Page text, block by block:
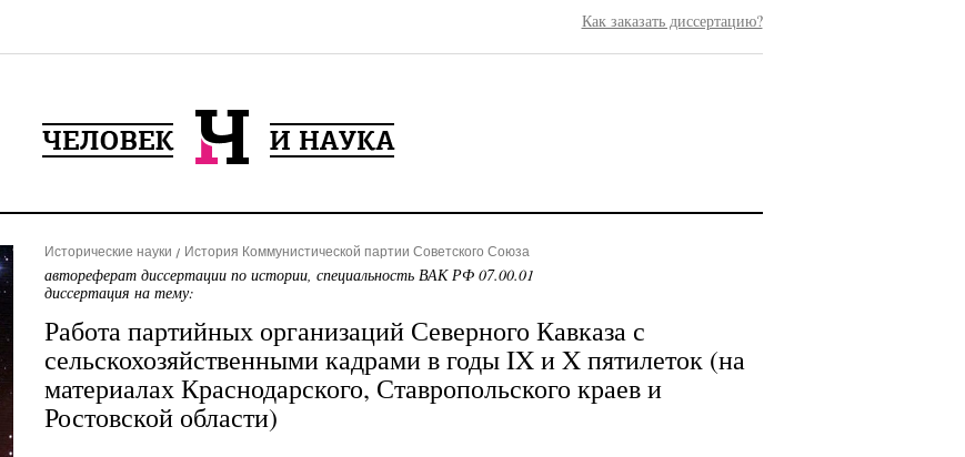
Как заказать диссертацию?
Исторические науки История Коммунистической партии Советского Союза
автореферат диссертации по истории, специальность ВАК РФ 07.00.01
диссертация на тему:
Работа партийных организаций Северного Кавказа с
сельскохозяйственными кадрами в годы IX и X пятилеток (на
материалах Краснодарского, Ставропольского краев и
Ростовской области)